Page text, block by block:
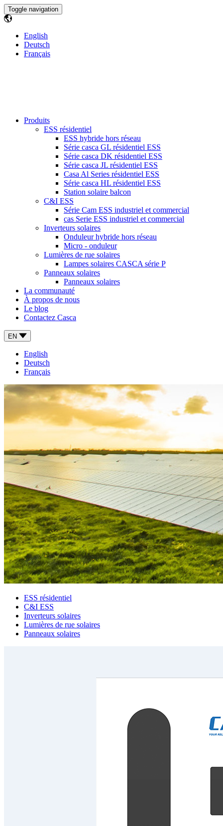
Toggle navigation
English
Deutsch
Français
Produits
ESS résidentiel
ESS hybride hors réseau
Série casca GL résidentiel ESS
Série casca DK résidentiel ESS
Série casca JL résidentiel ESS
Casa Al Series résidentiel ESS
Série casca HL résidentiel ESS
Station solaire balcon
C&I ESS
Série Cam ESS industriel et commercial
cas Serie ESS industriel et commercial
Inverteurs solaires
Onduleur hybride hors réseau
Micro - onduleur
Lumières de rue solaires
Lampes solaires CASCA série P
Panneaux solaires
Panneaux solaires
La communauté
À propos de nous
Le blog
Contactez Casca
EN
English
Deutsch
Français
ESS résidentiel
C&I ESS
Inverteurs solaires
Lumières de rue solaires
Panneaux solaires